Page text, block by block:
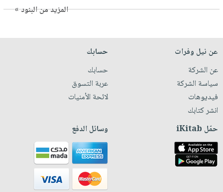
المزيد من البنود »
عن نيل وفرات
عن الشركة
سياسة الشركة
فيديوهات
انشر كتابك
حسابك
حسابك
عربة التسوق
لائحة الأمنيات
حمّل iKitab وسائل الدفع